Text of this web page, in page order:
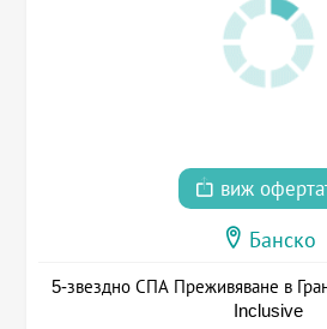
виж
Банско
5-звездно СПА Преживяване в
Inclusive